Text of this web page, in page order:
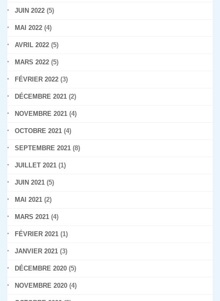
JUIN 2022 (5)
MAI 2022 (4)
AVRIL 2022 (5)
MARS 2022 (5)
FÉVRIER 2022 (3)
DÉCEMBRE 2021 (2)
NOVEMBRE 2021 (4)
OCTOBRE 2021 (4)
SEPTEMBRE 2021 (8)
JUILLET 2021 (1)
JUIN 2021 (5)
MAI 2021 (2)
MARS 2021 (4)
FÉVRIER 2021 (1)
JANVIER 2021 (3)
DÉCEMBRE 2020 (5)
NOVEMBRE 2020 (4)